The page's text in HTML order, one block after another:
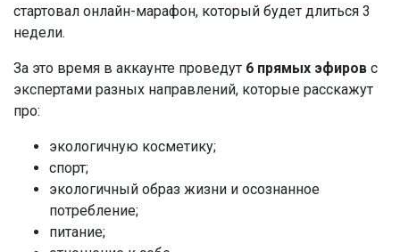
стартовал онлайн-марафон, который будет длиться 3
недели.
За это время в аккаунте проведут 6 прямых эфиров с
экспертами разных направлений, которые расскажут
про:
экологичную косметику;
спорт;
экологичный образ жизни и осознанное
потребление;
питание;